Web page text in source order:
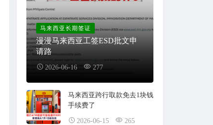
马来西亚长期签证
漫漫马来西亚工签ESD批文申
请路
2026-06-16 277
马来西亚跨行取款免去1块钱
手续费了
2026-06-15 265